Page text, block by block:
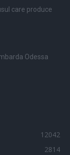
care produce
Odessa
12042
2814